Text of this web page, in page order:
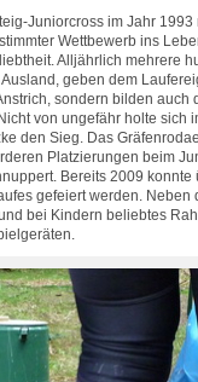
Juniorcross im Jahr
Wettbewerb ins
Alljährlich mehrere
geben dem
sondern bilden auch
von ungefähr holte
den Sieg. Das
Platzierungen beim
Bereits 2009
gefeiert werden.
bei Kindern beliebtes